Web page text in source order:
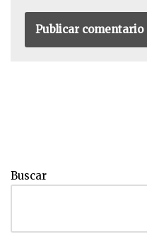
Buscar